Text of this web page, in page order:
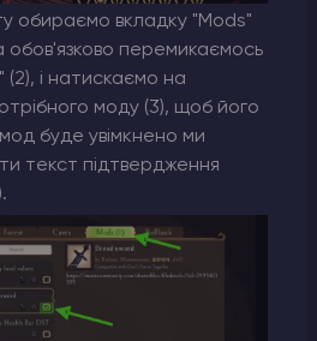
обираємо вкладку "Mods"
обов'язково перемикаємось
(2), і натискаємо на
моду (3), щоб його
буде увімкнено ми
текст підтвердження